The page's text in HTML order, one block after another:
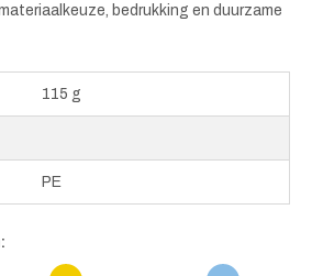
bedrukking en duurzame
115 g
PE